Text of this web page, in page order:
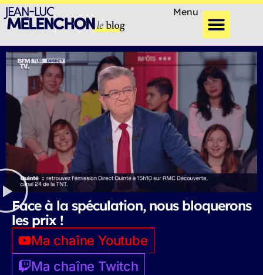
Menu
Face à la spéculation, nous bloquerons
les prix !
Ma chaîne Youtube
Ma chaîne Twitch